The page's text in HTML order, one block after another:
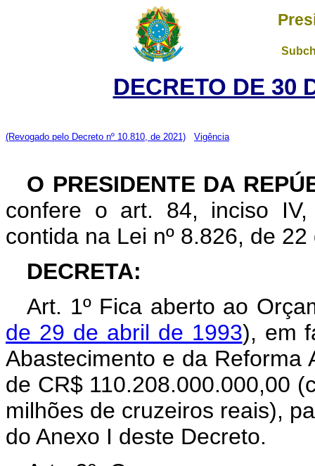
DECRETO DE 30
(Revogado pelo Decreto nº 10.810, de 2021) Vigência
O PRESIDENTE DA
confere o art. 84, inciso
contida na Lei nº 8.826, de
DECRETA:
Art. 1º Fica aberto ao
de 29 de abril de 1993), em
Abastecimento e da Reforma
de CR$ 110.208.000.000,00
milhões de cruzeiros reais),
do Anexo I deste Decreto.